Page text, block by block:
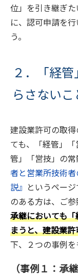
位」を引き継ぎ
に、認可申請を
う。
２．「経
らさないこ
建設業許可の取
ても、「経管」
管」「営技」の常
者と営業所技術
説』 というペー
のある方は、ご
承継においても
まうと、建設業
下、２つの事例を
（事例１：承